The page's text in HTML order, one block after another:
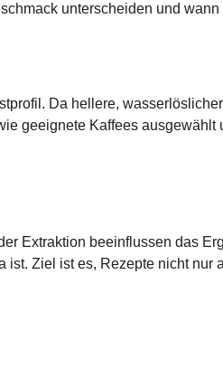
unterscheiden und
Da hellere,
geeignete Kaffees
Extraktion beeinflussen das
Ziel ist es, Rezepte nicht